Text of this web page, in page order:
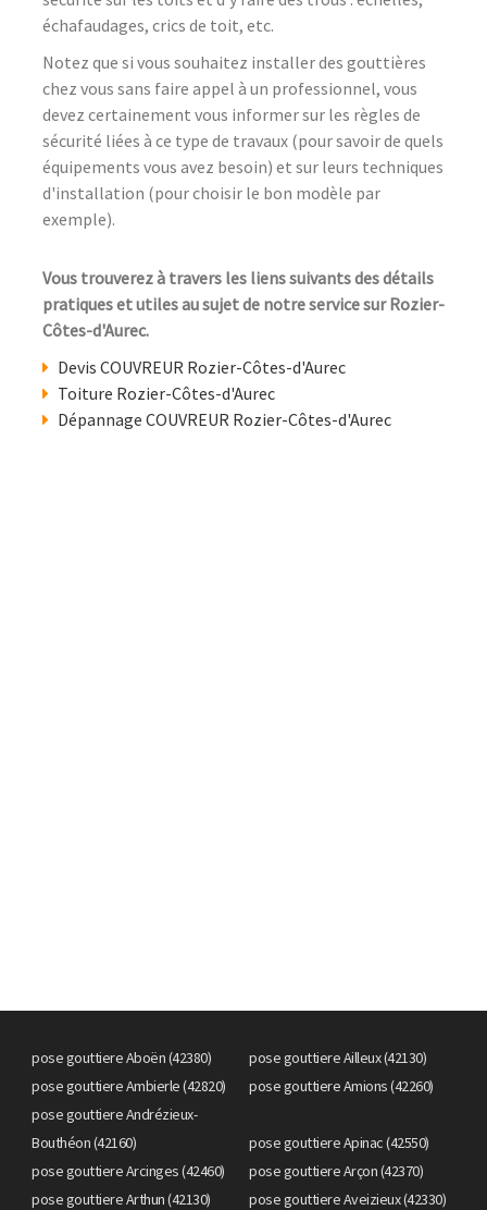
échafaudages, crics de toit, etc.
Notez que si vous souhaitez installer des gouttières
chez vous sans faire appel à un professionnel, vous
devez certainement vous informer sur les règles de
sécurité liées à ce type de travaux (pour savoir de quels
équipements vous avez besoin) et sur leurs techniques
d'installation (pour choisir le bon modèle par
exemple).
Vous trouverez à travers les liens suivants des détails
pratiques et utiles au sujet de notre service sur Rozier-
Côtes-d'Aurec.
Devis COUVREUR Rozier-Côtes-d'Aurec
Toiture Rozier-Côtes-d'Aurec
Dépannage COUVREUR Rozier-Côtes-d'Aurec
pose gouttiere Aboën (42380)
pose gouttiere Ailleux (42130)
pose gouttiere Ambierle (42820)
pose gouttiere Amions (42260)
pose gouttiere Andrézieux-
Bouthéon (42160)
pose gouttiere Apinac (42550)
pose gouttiere Arcinges (42460)
pose gouttiere Arçon (42370)
pose gouttiere Arthun (42130)
pose gouttiere Aveizieux (42330)